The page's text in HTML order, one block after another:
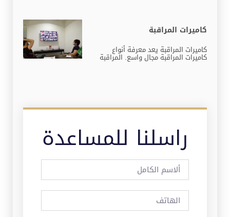
كاميرات المراقبة
كاميرات المراقبة يعد معرفة أنواع
كاميرات المراقبة مجال واسع. المراقبة
راسلنا للمساعدة